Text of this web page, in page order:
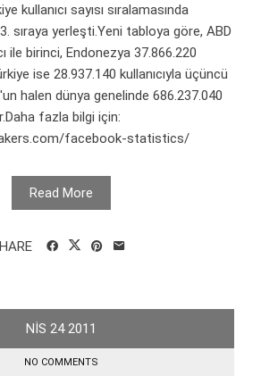
kullanıcı sayısı sıralamasında
sıraya yerleşti.Yeni tabloya göre, ABD
ile birinci, Endonezya 37.866.220
ise 28.937.140 kullanıcıyla üçüncü
halen dünya genelinde 686.237.040
fazla bilgi için:
facebook-statistics/
Read More
NIS 24 2011
NO COMMENTS